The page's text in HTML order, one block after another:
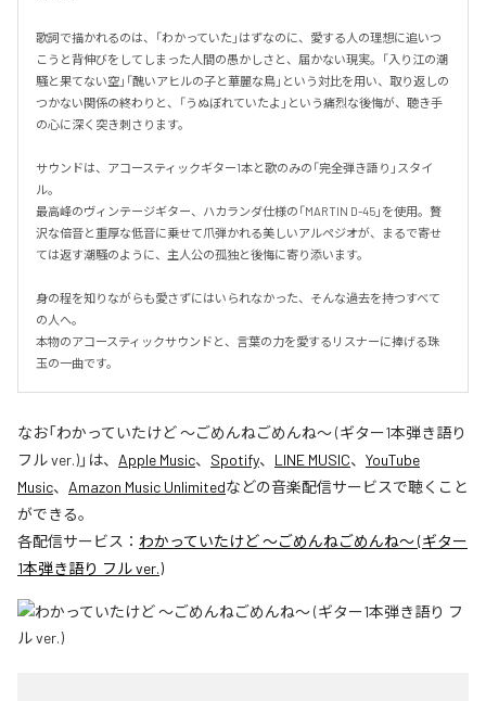
歌詞で描かれるのは、「わかっていた」はずなのに、愛する人の理想に追いつ
こうと背伸びをしてしまった人間の愚かしさと、届かない現実。「入り江の潮
騒と果てない空」「醜いアヒルの子と華麗な鳥」という対比を用い、取り返しの
つかない関係の終わりと、「うぬぼれていたよ」という痛烈な後悔が、聴き手
の心に深く突き刺さります。
サウンドは、アコースティックギター1本と歌のみの「完全弾き語り」スタイ
ル。
最高峰のヴィンテージギター、ハカランダ仕様の「MARTIN D-45」を使用。贅
沢な倍音と重厚な低音に乗せて爪弾かれる美しいアルペジオが、まるで寄せ
ては返す潮騒のように、主人公の孤独と後悔に寄り添います。
身の程を知りながらも愛さずにはいられなかった、そんな過去を持つすべて
の人へ。
本物のアコースティックサウンドと、言葉の力を愛するリスナーに捧げる珠
玉の一曲です。
なお「わかっていたけど ～ごめんねごめんね～ (ギター1本弾き語り
フル ver.)」は、 Apple Music、 Spotify、 LINE MUSIC、 YouTube
Music、 Amazon Music Unlimitedなどの音楽配信サービスで聴くこと
ができる。
各配信サービス： わかっていたけど ～ごめんねごめんね～ (ギター
1本弾き語り フル ver.)